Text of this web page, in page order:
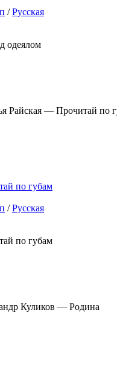
/Русская
одеялом
по губам
/Русская
по губам